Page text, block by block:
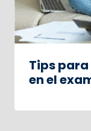
Tips
en el